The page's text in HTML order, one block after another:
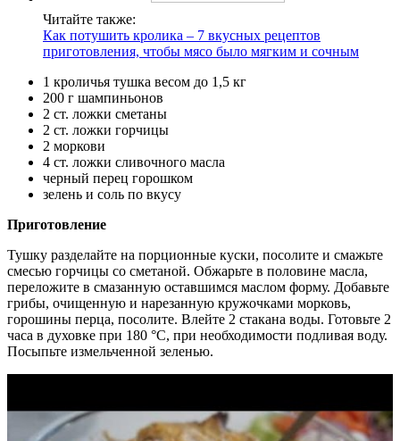
Читайте также:
Как потушить кролика – 7 вкусных рецептов
приготовления, чтобы мясо было мягким и сочным
1 кроличья тушка весом до 1,5 кг
200 г шампиньонов
2 ст. ложки сметаны
2 ст. ложки горчицы
2 моркови
4 ст. ложки сливочного масла
черный перец горошком
зелень и соль по вкусу
Приготовление
Тушку разделайте на порционные куски, посолите и смажьте
смесью горчицы со сметаной. Обжарьте в половине масла,
переложите в смазанную оставшимся маслом форму. Добавьте
грибы, очищенную и нарезанную кружочками морковь,
горошины перца, посолите. Влейте 2 стакана воды. Готовьте 2
часа в духовке при 180 °C, при необходимости подливая воду.
Посыпьте измельченной зеленью.